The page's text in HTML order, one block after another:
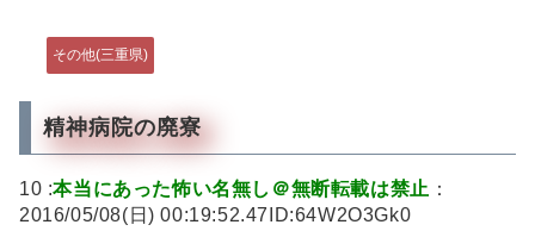
その他(三重県)
精神病院の廃寮
10 :本当にあった怖い名無し＠無断転載は禁止 ：
2016/05/08(日) 00:19:52.47ID:64W2O3Gk0